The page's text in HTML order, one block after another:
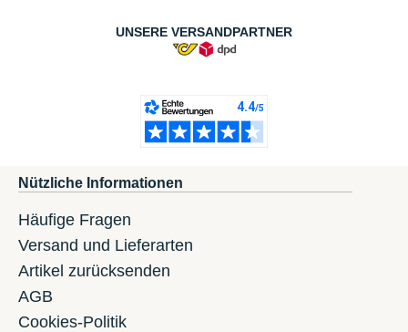
UNSERE VERSANDPARTNER
Nützliche Informationen
Häufige Fragen
Versand und Lieferarten
Artikel zurücksenden
AGB
Cookies-Politik